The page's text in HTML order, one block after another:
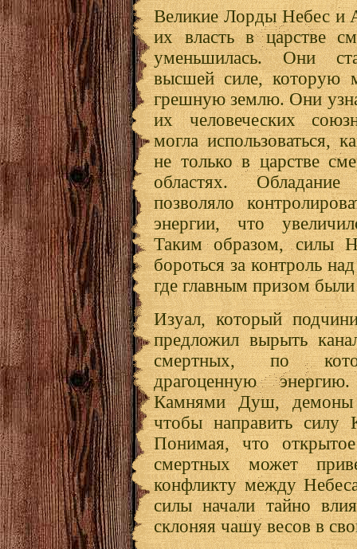
Великие Лорды Небес и
их власть в царстве
уменьшилась. Они
высшей силе, которую
грешную землю. Они
их человеческих
могла использоваться,
не только в царстве
областях.
позволяло
энергии, что
Таким образом, силы
бороться за контроль
где главным призом
Изуал, который
предложил вырыть
смертных, по
драгоценную
Камнями Душ, демоны
чтобы направить силу
Понимая, что
смертных может
конфликту между
силы начали тайно
склоняя чашу весов в